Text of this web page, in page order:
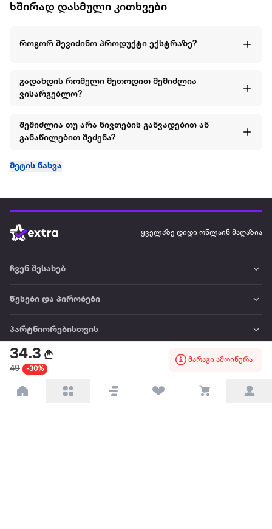
34.3
49 -30%
მარაგი ამოიწურა
ხშირად დასმული კითხვები
როგორ შევიძინო პროდუქტი ექსტრაზე?
გადახდის რომელი მეთოდით შემიძლია
ვისარგებლო?
შემიძლია თუ არა ნივთების განვადებით ან
განაწილებით შეძენა?
მეტის ნახვა
ყველაზე დიდი ონლაინ მაღაზია
ჩვენ შესახებ
წესები და პირობები
პარტნიორებისთვის
ტრენდული
პოპულარული